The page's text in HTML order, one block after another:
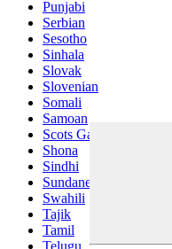
Punjabi
Serbian
Sesotho
Sinhala
Slovak
Slovenian
Somali
Samoan
Scots Gaelic
Shona
Sindhi
Sundanese
Swahili
Tajik
Tamil
Telugu